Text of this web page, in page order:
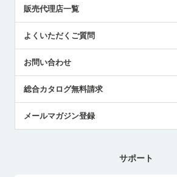
中小企業のBCP地震対策
センサのテクニカルガイド
社長ブログ
販売代理店一覧
よくいただくご質問
お問い合わせ
総合カタログ無料請求
メールマガジン登録
サポート